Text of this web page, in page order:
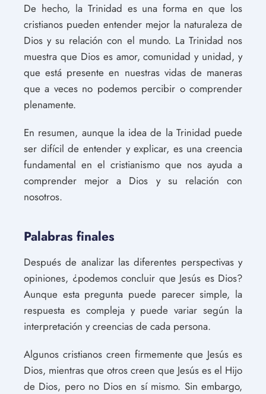
De hecho, la Trinidad es una forma en que los
cristianos pueden entender mejor la naturaleza de
Dios y su relación con el mundo. La Trinidad nos
muestra que Dios es amor, comunidad y unidad, y
que está presente en nuestras vidas de maneras
que a veces no podemos percibir o comprender
plenamente.
En resumen, aunque la idea de la Trinidad puede
ser difícil de entender y explicar, es una creencia
fundamental en el cristianismo que nos ayuda a
comprender mejor a Dios y su relación con
nosotros.
Palabras finales
Después de analizar las diferentes perspectivas y
opiniones, ¿podemos concluir que Jesús es Dios?
Aunque esta pregunta puede parecer simple, la
respuesta es compleja y puede variar según la
interpretación y creencias de cada persona.
Algunos cristianos creen firmemente que Jesús es
Dios, mientras que otros creen que Jesús es el Hijo
de Dios, pero no Dios en sí mismo. Sin embargo,